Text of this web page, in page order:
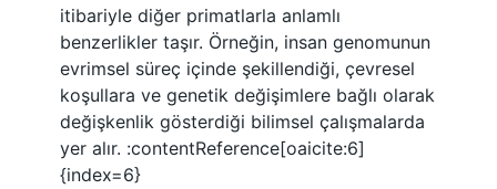
itibariyle diğer primatlarla anlamlı
benzerlikler taşır. Örneğin, insan genomunun
evrimsel süreç içinde şekillendiği, çevresel
koşullara ve genetik değişimlere bağlı olarak
değişkenlik gösterdiği bilimsel çalışmalarda
yer alır. :contentReference[oaicite:6]
{index=6}